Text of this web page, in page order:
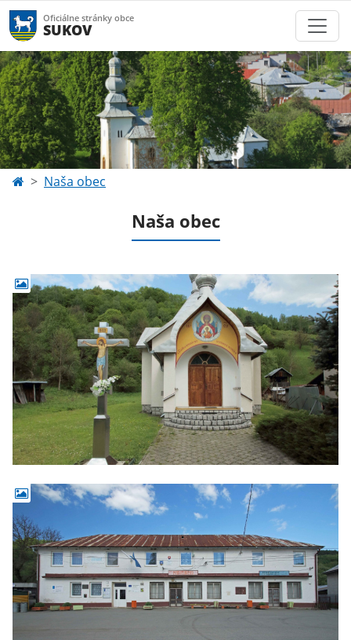
Oficiálne stránky obce
SUKOV
Naša obec
Naša obec